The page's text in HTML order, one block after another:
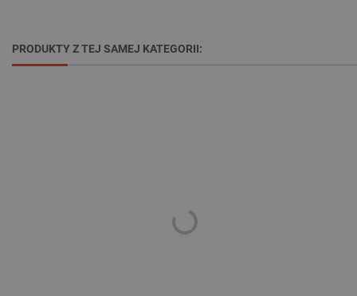
PRODUKTY Z TEJ SAMEJ KATEGORII:
VISITOR_PRIVACY_METADATA
.youtube.com